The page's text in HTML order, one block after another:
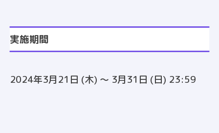
実施期間
2024年3月21日 (木) ～ 3月31日 (日) 23:59